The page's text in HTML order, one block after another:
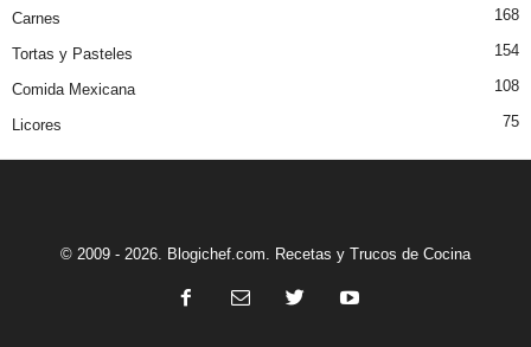
Carnes 168
Tortas y Pasteles 154
Comida Mexicana 108
Licores 75
© 2009 - 2026. Blogichef.com. Recetas y Trucos de Cocina